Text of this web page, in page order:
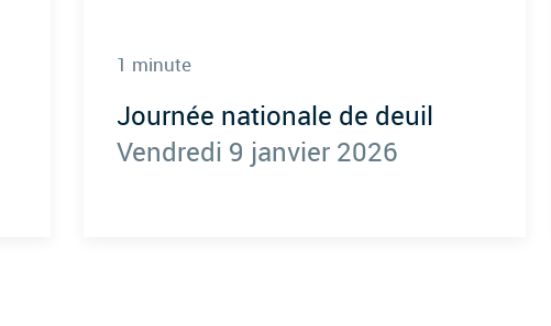
1 minute
Journée nationale de deuil
Vendredi 9 janvier 2026